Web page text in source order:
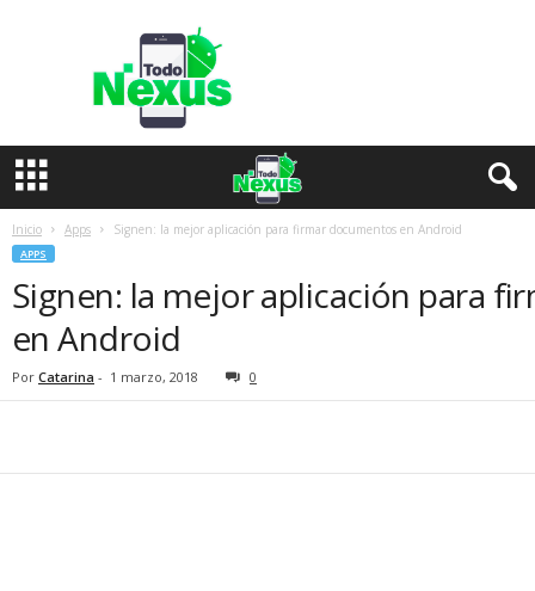
e
Inicio Apps Signen: la mejor aplicación para firmar documentos en Android
APPS
Signen: la mejor aplicación para
en Android
Por Catarina - 1 marzo, 2018 0